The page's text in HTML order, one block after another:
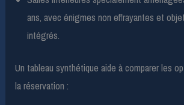
ans, avec énigmes non effrayantes et
intégrés.
Un tableau synthétique aide à comparer les
la réservation :